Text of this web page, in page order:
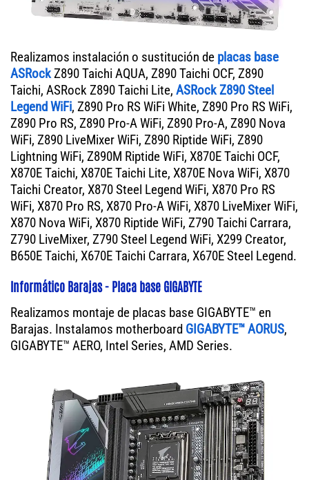
Realizamos instalación o sustitución de placas base
ASRockZ890 Taichi AQUA, Z890 Taichi OCF, Z890
Taichi, ASRock Z890 Taichi Lite, ASRock Z890 Steel
Legend WiFi, Z890 Pro RS WiFi White, Z890 Pro RS WiFi,
Z890 Pro RS, Z890 Pro-A WiFi, Z890 Pro-A, Z890 Nova
WiFi, Z890 LiveMixer WiFi, Z890 Riptide WiFi, Z890
Lightning WiFi, Z890M Riptide WiFi, X870E Taichi OCF,
X870E Taichi, X870E Taichi Lite, X870E Nova WiFi, X870
Taichi Creator, X870 Steel Legend WiFi, X870 Pro RS
WiFi, X870 Pro RS, X870 Pro-A WiFi, X870 LiveMixer WiFi,
X870 Nova WiFi, X870 Riptide WiFi, Z790 Taichi Carrara,
Z790 LiveMixer, Z790 Steel Legend WiFi, X299 Creator,
B650E Taichi, X670E Taichi Carrara, X670E Steel Legend.
Informático Barajas - Placa base GIGABYTE
Realizamos montaje de placas base GIGABYTE™ en
Barajas. Instalamos motherboard GIGABYTE™ AORUS,
GIGABYTE™ AERO, Intel Series, AMD Series.